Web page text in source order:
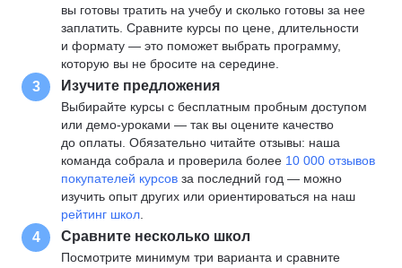
вы готовы тратить на учебу и сколько готовы за нее
заплатить. Сравните курсы по цене, длительности
и формату — это поможет выбрать программу,
которую вы не бросите на середине.
3 Изучите предложения
Выбирайте курсы с бесплатным пробным доступом
или демо-уроками — так вы оцените качество
до оплаты. Обязательно читайте отзывы: наша
команда собрала и проверила более 10 000 отзывов
покупателей курсов за последний год — можно
изучить опыт других или ориентироваться на наш
рейтинг школ
4 Сравните несколько школ
Посмотрите минимум три варианта и сравните